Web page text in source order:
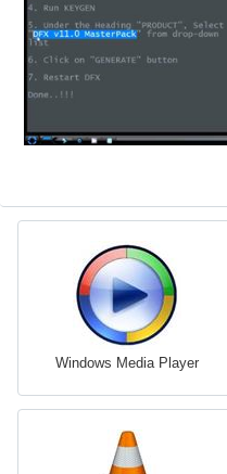
Windows Media Player